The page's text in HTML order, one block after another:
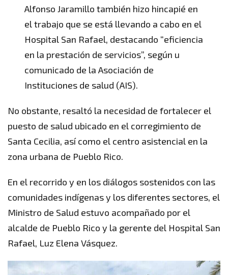
Alfonso Jaramillo también hizo hincapié en
el trabajo que se está llevando a cabo en el
Hospital San Rafael, destacando “eficiencia
en la prestación de servicios”, según u
comunicado de la Asociación de
Instituciones de salud (AIS).
No obstante, resaltó la necesidad de fortalecer el
puesto de salud ubicado en el corregimiento de
Santa Cecilia, así como el centro asistencial en la
zona urbana de Pueblo Rico.
En el recorrido y en los diálogos sostenidos con las
comunidades indígenas y los diferentes sectores, el
Ministro de Salud estuvo acompañado por el
alcalde de Pueblo Rico y la gerente del Hospital San
Rafael, Luz Elena Vásquez.